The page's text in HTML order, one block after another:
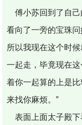
傅小苏回到了自己
看向了一旁的宝珠问
所以我现在这个时
一起走，毕竟现在
着你一起算的上是
来找你麻烦。”
表面上面太子殿下